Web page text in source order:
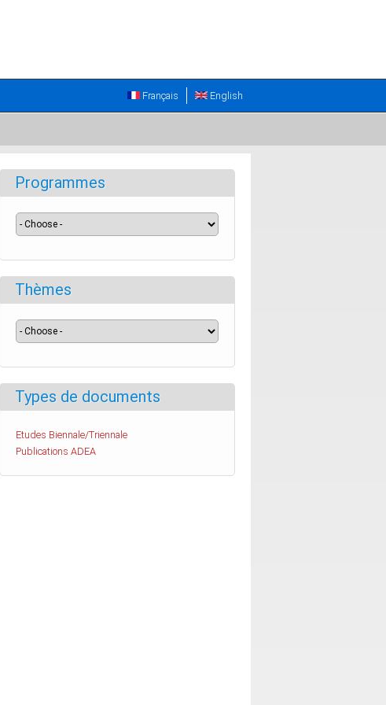
English
Français
Programmes
Thèmes
Types de documents
Etudes Biennale/Triennale
Publications ADEA